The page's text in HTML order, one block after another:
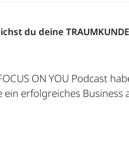
du deine
ON YOU Podcast
erfolgreiches Business